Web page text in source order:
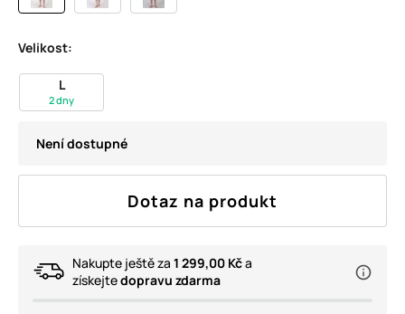
Velikost:
L
2 dny
Není dostupné
Dotaz na produkt
Nakupte ještě za 1 299,00 Kča
získejtedopravu zdarma